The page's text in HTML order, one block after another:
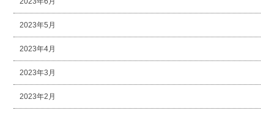
2023年5月
2023年4月
2023年3月
2023年2月